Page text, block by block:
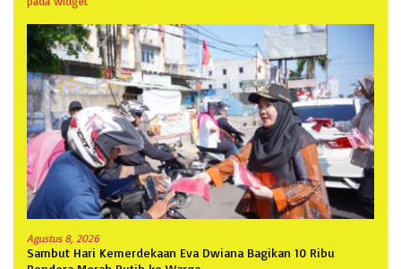
Agustus 8, 2026
Sambut Hari Kemerdekaan Eva Dwiana Bagikan 10 Ribu